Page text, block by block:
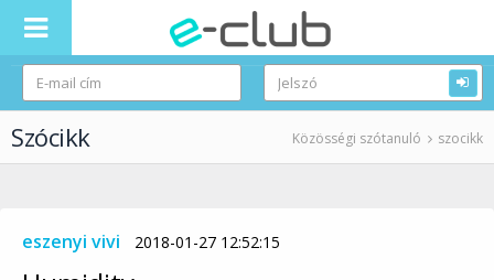
Szócikk Közösségi szótanuló szocikk
eszenyi vivi 2018-01-27 12:52:15